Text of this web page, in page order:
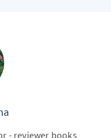
- reviewer books